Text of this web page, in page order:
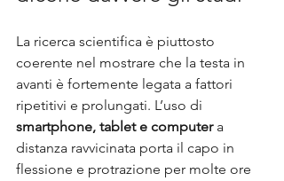
La ricerca scientifica è piuttosto
coerente nel mostrare che la testa in
avanti è fortemente legata a fattori
ripetitivi e prolungati. L’uso di
smartphone, tablet e computer a
distanza ravvicinata porta il capo in
flessione e protrazione per molte ore